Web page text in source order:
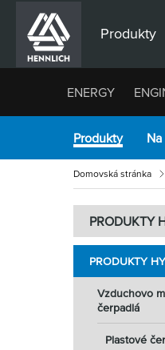
Produkty
ENERGY
Produkty
Domovská stránka
PRODUKTY
PRODUKTY
Vzduchovo
čerpadlá
Plastové